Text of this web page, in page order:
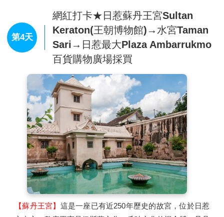
【普蘭巴南印度神廟】
接著前往爪哇島世界遺產之一－印度教神廟遺跡【普蘭巴南
印度廟】
由三座主廟直線排列，左為祭奉創造神、保護神、破壞神合
為一體的Brahma大神。中為祭奉最大最高為Shiwa大神。
右為祭奉RoroJonggrang神廟。
【濕婆神廟】 這座供奉濕婆神的寺廟是普蘭巴南寺廟群中最
大最好的。它壯觀華麗，矗立在山谷之上，高達47米。四
周的雕刻非常華美。環繞著神廟走廊內壁上雕刻著活靈活現
的圖案，其場景源自于《羅摩衍那》，講述了羅摩的妻子悉
多如何被誘拐，以及神猴哈努曼最終如何找到並解救了她。
【梵天神廟】是毗濕奴神廟的孿生廟宇，位於濕婆神廟的南
邊，它供奉著印度教中的創造之神梵天，梵天與毗濕奴、濕
婆並稱三主神。梵天的坐騎為孔雀，配偶為智慧女神辯才天
女，故梵天也常被認為是智慧之神。印度教只有少數人向梵
第4天
網紅打卡★日惹蘇丹王宮Sultan
Keraton(王朝博物館)→水宮Taman
Sari→日惹最大Plaza Ambarrukmo
百貨購物廣場採買
【蘇丹王宮】 這是一座已有近250年歷史的故宮，位於日惹